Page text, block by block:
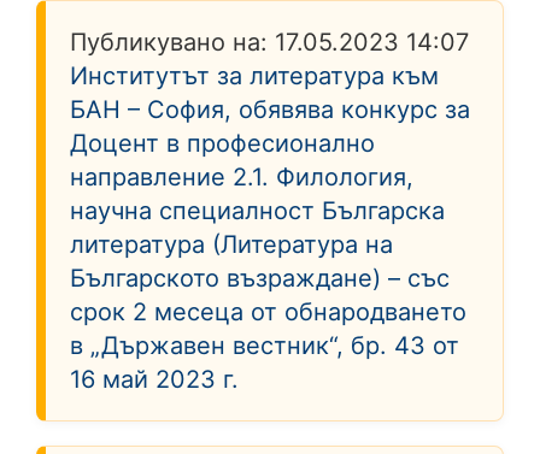
Публикувано на: 17.05.2023 14:07
Институтът за литература към
БАН – София, обявява конкурс за
Доцент в професионално
направление 2.1. Филология,
научна специалност Българска
литература (Литература на
Българското възраждане) – със
срок 2 месеца от обнародването
в „Държавен вестник“, бр. 43 от
16 май 2023 г.